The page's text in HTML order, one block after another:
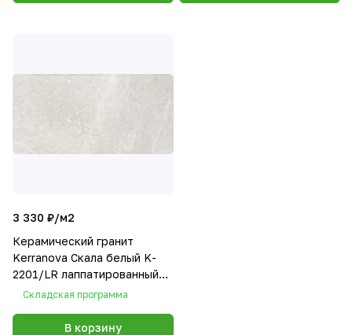
3 330 ₽/м2
Керамический гранит
Kerranova Скала белый K-
2201/LR лаппатированный
60х120
Складская программа
В корзину